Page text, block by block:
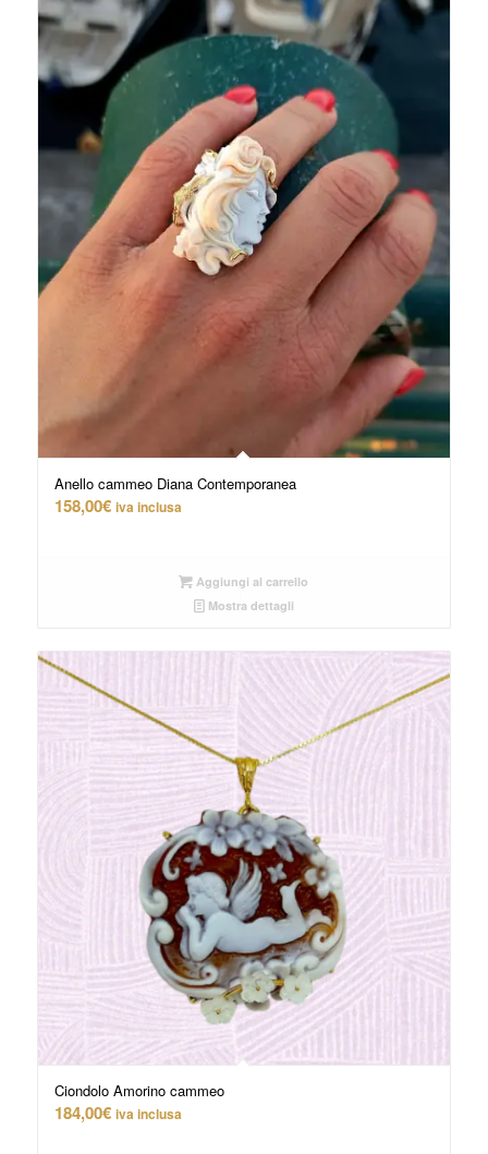
Anello cammeo Diana Contemporanea
158,00€ iva inclusa
Aggiungi al carrello
Mostra dettagli
Ciondolo Amorino cammeo
184,00€ iva inclusa